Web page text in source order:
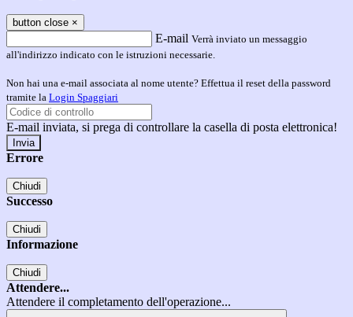
button close ×
E-mail Verrà inviato un messaggio
all'indirizzo indicato con le istruzioni necessarie.
Non hai una e-mail associata al nome utente? Effettua il reset della password
tramite la Login Spaggiari
E-mail inviata, si prega di controllare la casella di posta elettronica!
Errore
Chiudi
Successo
Chiudi
Informazione
Chiudi
Attendere...
Attendere il completamento dell'operazione...